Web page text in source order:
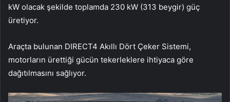
kW olacak şekilde toplamda 230 kW (313 beygir) güç
üretiyor.
Araçta bulunan DIRECT4 Akıllı Dört Çeker Sistemi,
motorların ürettiği gücün tekerleklere ihtiyaca göre
dağıtılmasını sağlıyor.